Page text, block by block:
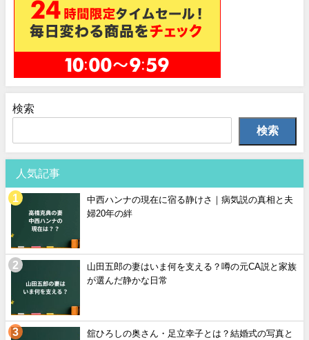
検索
検索
人気記事
中西ハンナの現在に宿る静けさ｜病気説の真相と夫
婦20年の絆
山田五郎の妻はいま何を支える？噂の元CA説と家族
が選んだ静かな日常
舘ひろしの奥さん・足立幸子とは？結婚式の写真と